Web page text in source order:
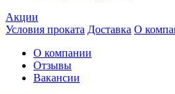
Акции
Условия проката Доставка О
О компании
Отзывы
Вакансии